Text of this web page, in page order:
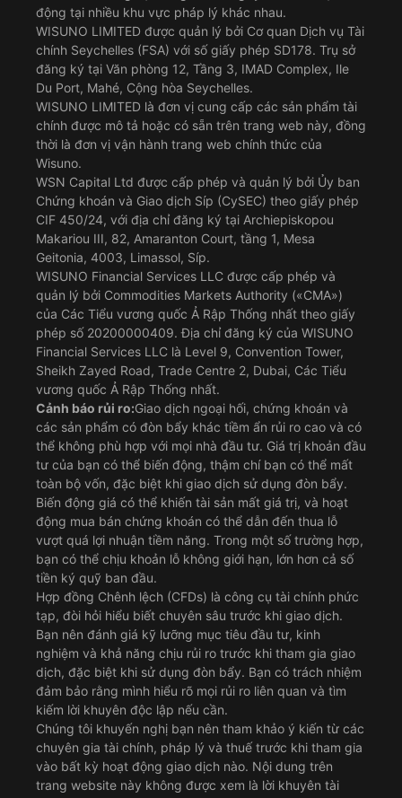
động tại nhiều khu vực pháp lý khác nhau.
WISUNO LIMITED được quản lý bởi Cơ quan Dịch vụ Tài
chính Seychelles (FSA) với số giấy phép SD178. Trụ sở
đăng ký tại Văn phòng 12, Tầng 3, IMAD Complex, Ile
Du Port, Mahé, Cộng hòa Seychelles.
WISUNO LIMITED là đơn vị cung cấp các sản phẩm tài
chính được mô tả hoặc có sẵn trên trang web này, đồng
thời là đơn vị vận hành trang web chính thức của
Wisuno.
WSN Capital Ltd được cấp phép và quản lý bởi Ủy ban
Chứng khoán và Giao dịch Síp (CySEC) theo giấy phép
CIF 450/24, với địa chỉ đăng ký tại Archiepiskopou
Makariou III, 82, Amaranton Court, tầng 1, Mesa
Geitonia, 4003, Limassol, Síp.
WISUNO Financial Services LLC được cấp phép và
quản lý bởi Commodities Markets Authority («CMA»)
của Các Tiểu vương quốc Ả Rập Thống nhất theo giấy
phép số 20200000409. Địa chỉ đăng ký của WISUNO
Financial Services LLC là Level 9, Convention Tower,
Sheikh Zayed Road, Trade Centre 2, Dubai, Các Tiểu
vương quốc Ả Rập Thống nhất.
Cảnh báo rủi ro:Giao dịch ngoại hối, chứng khoán và
các sản phẩm có đòn bẩy khác tiềm ẩn rủi ro cao và có
thể không phù hợp với mọi nhà đầu tư. Giá trị khoản đầu
tư của bạn có thể biến động, thậm chí bạn có thể mất
toàn bộ vốn, đặc biệt khi giao dịch sử dụng đòn bẩy.
Biến động giá có thể khiến tài sản mất giá trị, và hoạt
động mua bán chứng khoán có thể dẫn đến thua lỗ
vượt quá lợi nhuận tiềm năng. Trong một số trường hợp,
bạn có thể chịu khoản lỗ không giới hạn, lớn hơn cả số
tiền ký quỹ ban đầu.
Hợp đồng Chênh lệch (CFDs) là công cụ tài chính phức
tạp, đòi hỏi hiểu biết chuyên sâu trước khi giao dịch.
Bạn nên đánh giá kỹ lưỡng mục tiêu đầu tư, kinh
nghiệm và khả năng chịu rủi ro trước khi tham gia giao
dịch, đặc biệt khi sử dụng đòn bẩy. Bạn có trách nhiệm
đảm bảo rằng mình hiểu rõ mọi rủi ro liên quan và tìm
kiếm lời khuyên độc lập nếu cần.
Chúng tôi khuyến nghị bạn nên tham khảo ý kiến từ các
chuyên gia tài chính, pháp lý và thuế trước khi tham gia
vào bất kỳ hoạt động giao dịch nào. Nội dung trên
trang website này không được xem là lời khuyên tài